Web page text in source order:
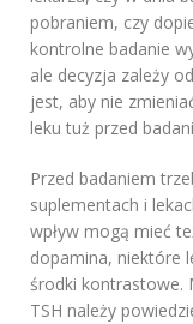
pobraniem, czy
kontrolne badanie
ale decyzja zależy
jest, aby nie
leku tuż przed
Przed badaniem
suplementach i
wpływ mogą mieć
dopamina, niektóre
środki kontrastowe.
TSH należy